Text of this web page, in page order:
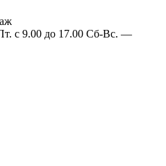
с 9.00 до 17.00 Сб-Вс. —